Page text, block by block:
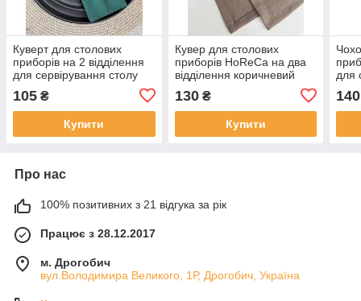
Куверт для столових
приборів на 2 відділення
для сервірування столу
приборів ресторану та
кафе
105 ₴
Купити
Кувер для столових
приборів HoReCa на два
відділення коричневий
130₴
Купити
для
140
Про нас
100% позитивних з 21 відгука за рік
Працює з 28.12.2017
м. Дрогобич
вул.Володимира Великого, 1Р, Дрогобич, Україна